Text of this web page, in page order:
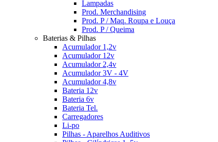
Lampadas
Prod. Merchandising
Prod. P / Maq. Roupa e Louça
Prod. P / Queima
Baterias & Pilhas
Acumulador 1,2v
Acumulador 12v
Acumulador 2,4v
Acumulador 3V - 4V
Acumulador 4,8v
Bateria 12v
Bateria 6v
Bateria Tel.
Carregadores
Li-po
Pilhas - Aparelhos Auditivos